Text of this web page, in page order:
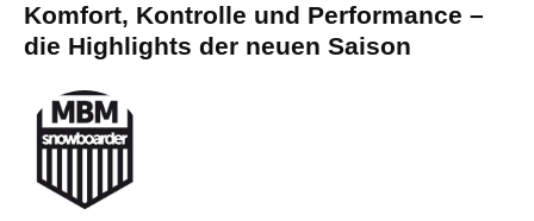
Komfort, Kontrolle und Performance –
die Highlights der neuen Saison